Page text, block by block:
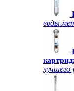
воды
лучшего